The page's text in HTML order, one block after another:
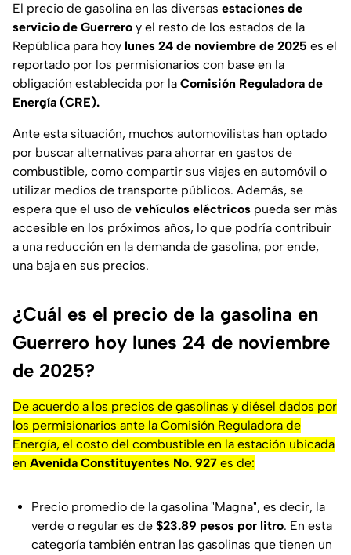
El precio de gasolina en las diversas estaciones de
servicio de Guerrero y el resto de los estados de la
República para hoy lunes 24 de noviembre de 2025 es el
reportado por los permisionarios con base en la
obligación establecida por la Comisión Reguladora de
Energía (CRE).
Ante esta situación, muchos automovilistas han optado
por buscar alternativas para ahorrar en gastos de
combustible, como compartir sus viajes en automóvil o
utilizar medios de transporte públicos. Además, se
espera que el uso de vehículos eléctricos pueda ser más
accesible en los próximos años, lo que podría contribuir
a una reducción en la demanda de gasolina, por ende,
una baja en sus precios.
¿Cuál es el precio de la gasolina en
Guerrero hoy lunes 24 de noviembre
de 2025?
De acuerdo a los precios de gasolinas y diésel dados por
los permisionarios ante la Comisión Reguladora de
Energía, el costo del combustible en la estación ubicada
en Avenida Constituyentes No. 927 es de:
Precio promedio de la gasolina "Magna", es decir, la
verde o regular es de $23.89 pesos por litro. En esta
categoría también entran las gasolinas que tienen un